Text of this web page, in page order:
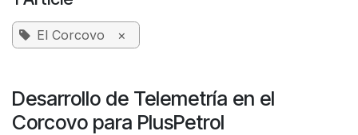
El Corcovo ×
Desarrollo de Telemetría en el
Corcovo para PlusPetrol